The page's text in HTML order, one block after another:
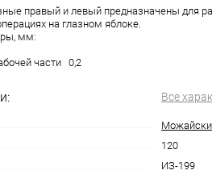
правый и левый предназначены для
на глазном яблоке.
мм:
части 0,2
Все
120
ИЗ-199